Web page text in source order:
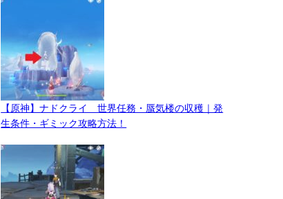
【原神】ナドクライ 世界任務・蜃気楼の収穫｜発
生条件・ギミック攻略方法！